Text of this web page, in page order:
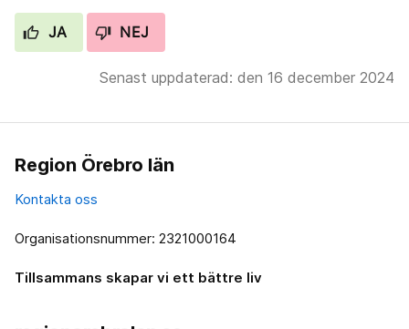
JA NEJ
Senast uppdaterad: den 16 december 2024
Region Örebro län
Kontakta oss
Organisationsnummer: 2321000164
Tillsammans skapar vi ett bättre liv